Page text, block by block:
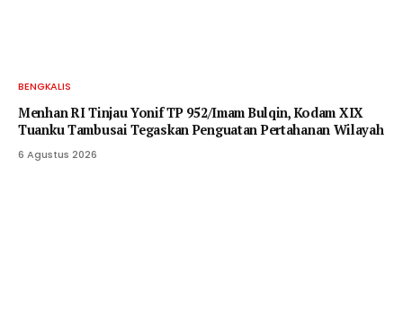
BENGKALIS
Menhan RI Tinjau Yonif TP 952/Imam Bulqin, Kodam XIX
Tuanku Tambusai Tegaskan Penguatan Pertahanan Wilayah
6 Agustus 2026